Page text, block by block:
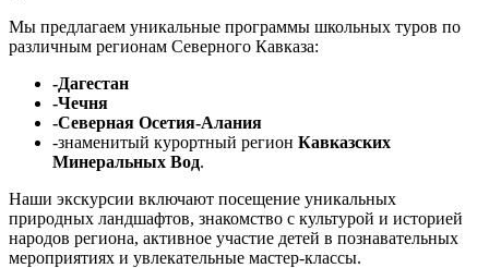
Мы предлагаем уникальные программы школьных туров по
различным регионам Северного Кавказа:
-Дагестан
-Чечня
-Северная Осетия-Алания
-знаменитый курортный регион Кавказских
Минеральных Вод.
Наши экскурсии включают посещение уникальных
природных ландшафтов, знакомство с культурой и историей
народов региона, активное участие детей в познавательных
мероприятиях и увлекательные мастер-классы.